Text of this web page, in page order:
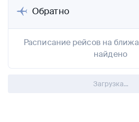
Обратно
Расписание рейсов на
найдено
Загрузка...